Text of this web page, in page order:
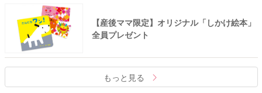
【産後ママ限定】オリジナル「しかけ絵本」
全員プレゼント
もっと見る